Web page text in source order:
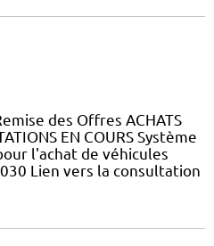
des Offres ACHATS
EN COURS Système
l'achat de véhicules
Lien vers la consultation